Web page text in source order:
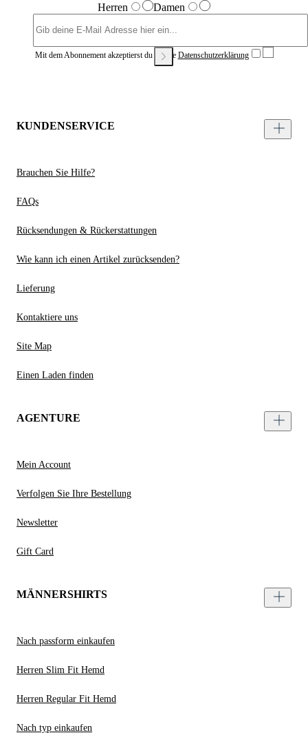
Herren Damen
Mit dem Abonnement akzeptierst du unsere Datenschutzerklärung
KUNDENSERVICE
Brauchen Sie Hilfe?
FAQs
Rücksendungen & Rückerstattungen
Wie kann ich einen Artikel zurücksenden?
Lieferung
Kontaktiere uns
Site Map
Einen Laden finden
AGENTURE
Mein Account
Verfolgen Sie Ihre Bestellung
Newsletter
Gift Card
MÄNNERSHIRTS
Nach passform einkaufen
Herren Slim Fit Hemd
Herren Regular Fit Hemd
Nach typ einkaufen